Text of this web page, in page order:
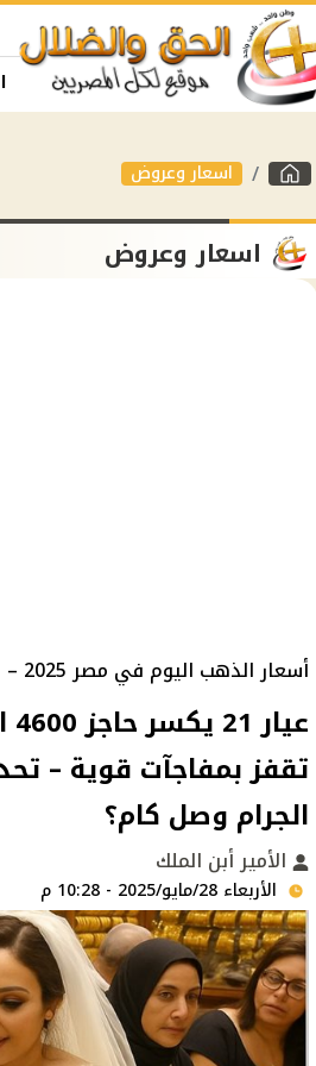
اسعار وعروض
اسعار وعروض
أسعار الذهب اليوم في مصر 2025 – عيار 21 يتجاوز 4600 جنيه
تقفز بمفاجآت قوية –
الجرام وصل كام؟
الأمير أبن الملك
الأربعاء 28/مايو/2025 - 10:28 م